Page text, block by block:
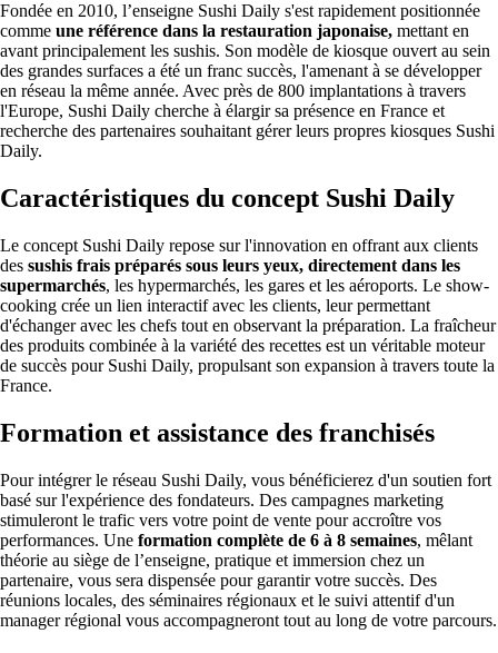
Fondée en 2010, l’enseigne Sushi Daily s'est rapidement positionnée
comme une référence dans la restauration japonaise, mettant en
avant principalement les sushis. Son modèle de kiosque ouvert au sein
des grandes surfaces a été un franc succès, l'amenant à se développer
en réseau la même année. Avec près de 800 implantations à travers
l'Europe, Sushi Daily cherche à élargir sa présence en France et
recherche des partenaires souhaitant gérer leurs propres kiosques Sushi
Daily.
Caractéristiques du concept Sushi Daily
Le concept Sushi Daily repose sur l'innovation en offrant aux clients
des sushis frais préparés sous leurs yeux, directement dans les
supermarchés, les hypermarchés, les gares et les aéroports. Le show-
cooking crée un lien interactif avec les clients, leur permettant
d'échanger avec les chefs tout en observant la préparation. La fraîcheur
des produits combinée à la variété des recettes est un véritable moteur
de succès pour Sushi Daily, propulsant son expansion à travers toute la
France.
Formation et assistance des franchisés
Pour intégrer le réseau Sushi Daily, vous bénéficierez d'un soutien fort
basé sur l'expérience des fondateurs. Des campagnes marketing
stimuleront le trafic vers votre point de vente pour accroître vos
performances. Une formation complète de 6 à 8 semaines, mêlant
théorie au siège de l’enseigne, pratique et immersion chez un
partenaire, vous sera dispensée pour garantir votre succès. Des
réunions locales, des séminaires régionaux et le suivi attentif d'un
manager régional vous accompagneront tout au long de votre parcours.